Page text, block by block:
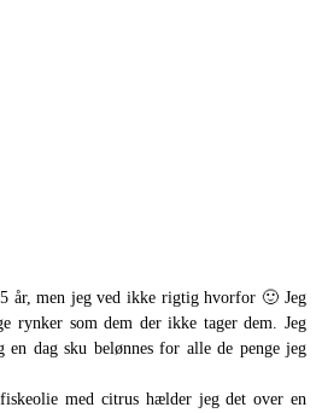
år, men jeg ved ikke rigtig hvorfor 🙂 Jeg
rynker som dem der ikke tager dem. Jeg
en dag sku belønnes for alle de penge jeg
med citrus hælder jeg det over en